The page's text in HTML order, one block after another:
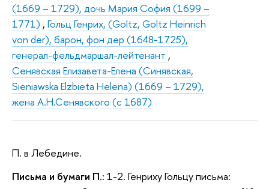
(1669 – 1729), дочь Мария София (1699 –
1771) , Гольц Генрих, (Goltz, Goltz Heinrich
von der), барон, фон дер (1648-1725),
генерал-фельдмаршал-лейтенант ,
Сенявская Елизавета-Елена (Синявская,
Sieniawska Elzbieta Helena) (1669 – 1729),
жена А.Н.Сенявского (с 1687)
П. в Лебедине.
Письма и бумаги П.: 1-2. Генриху Гольцу письма: